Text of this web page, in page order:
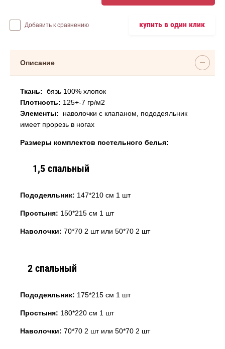
Добавить к сравнению купить в один клик
Описание
Ткань: бязь 100% хлопок
Плотность: 125+-7 гр/м2
Элементы: наволочки с клапаном, пододеяльник
имеет прорезь в ногах
Размеры комплектов постельного белья:
1,5 спальный
Пододеяльник: 147*210 см 1 шт
Простыня: 150*215 см 1 шт
Наволочки: 70*70 2 шт или 50*70 2 шт
2 спальный
Пододеяльник: 175*215 см 1 шт
Простыня: 180*220 см 1 шт
Наволочки: 70*70 2 шт или 50*70 2 шт